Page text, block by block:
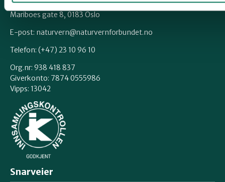
Mariboes gate 8, 0183 Oslo
E-post: naturvern@naturvernforbundet.no
Telefon: (+47) 23 10 96 10
Org.nr: 938 418 837
Giverkonto: 7874 0555986
Vipps: 13042
Snarveier